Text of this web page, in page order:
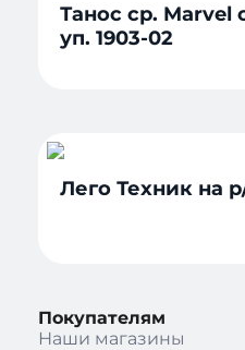
Танос ср. Marvel
уп. 1903-02
Лего Техник на
Покупателям
Наши магазины